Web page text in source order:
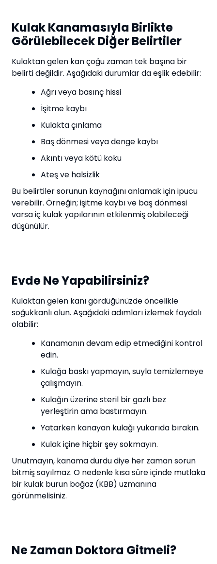
Kulak Kanamasıyla Birlikte
Görülebilecek Diğer Belirtiler
Kulaktan gelen kan çoğu zaman tek başına bir
belirti değildir. Aşağıdaki durumlar da eşlik edebilir:
Ağrı veya basınç hissi
İşitme kaybı
Kulakta çınlama
Baş dönmesi veya denge kaybı
Akıntı veya kötü koku
Ateş ve halsizlik
Bu belirtiler sorunun kaynağını anlamak için ipucu
verebilir. Örneğin; işitme kaybı ve baş dönmesi
varsa iç kulak yapılarının etkilenmiş olabileceği
düşünülür.
Evde Ne Yapabilirsiniz?
Kulaktan gelen kanı gördüğünüzde öncelikle
soğukkanlı olun. Aşağıdaki adımları izlemek faydalı
olabilir:
Kanamanın devam edip etmediğini kontrol
edin.
Kulağa baskı yapmayın, suyla temizlemeye
çalışmayın.
Kulağın üzerine steril bir gazlı bez
yerleştirin ama bastırmayın.
Yatarken kanayan kulağı yukarıda bırakın.
Kulak içine hiçbir şey sokmayın.
Unutmayın, kanama durdu diye her zaman sorun
bitmiş sayılmaz. O nedenle kısa süre içinde mutlaka
bir kulak burun boğaz (KBB) uzmanına
görünmelisiniz.
Ne Zaman Doktora Gitmeli?